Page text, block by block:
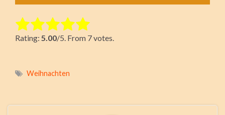
Rate this item:
Submit Rating
Rating: 5.00/5. From 7 votes.
Weihnachten